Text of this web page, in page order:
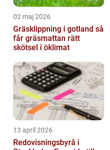
02 maj 2026
Gräsklippning i gotland så
får gräsmattan rätt
skötsel i öklimat
13 april 2026
Redovisningsbyrå i